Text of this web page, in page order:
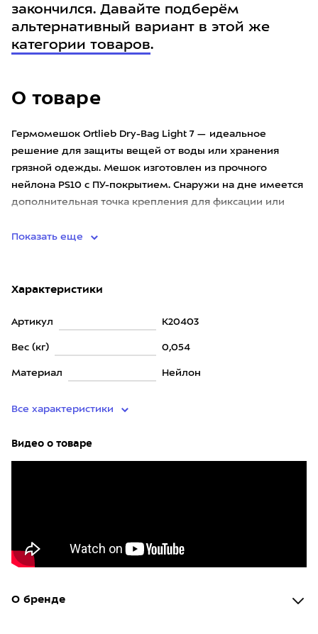
О товаре
Гермомешок Ortlieb Dry-Bag Light 7 — идеальное
решение для защиты вещей от воды или хранения
грязной одежды. Мешок изготовлен из прочного
нейлона PS10 с ПУ-покрытием. Снаружи на дне имеется
дополнительная точка крепления для фиксации или
Показать еще
Характеристики
Артикул K20403
Вес (кг) 0,054
Материал Нейлон
Все характеристики
Видео о товаре
О бренде
закончился. Давайте подберём
альтернативный вариант в этой же
категории товаров.